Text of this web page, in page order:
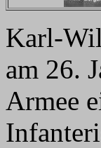
Karl-
am 26.
Armee